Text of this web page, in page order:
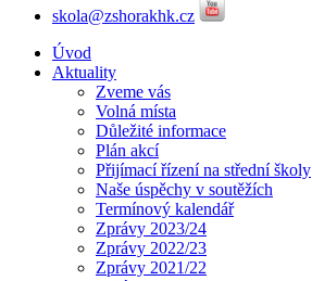
skola@zshorakhk.cz
Úvod
Aktuality
Zveme vás
Volná místa
Důležité informace
Plán akcí
Přijímací řízení na střední školy
Naše úspěchy v soutěžích
Termínový kalendář
Zprávy 2023/24
Zprávy 2022/23
Zprávy 2021/22